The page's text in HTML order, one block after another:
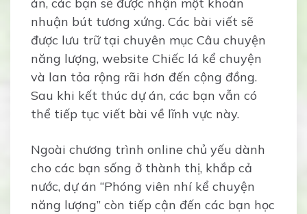
án, các bạn sẽ được nhận một khoản
nhuận bút tương xứng. Các bài viết sẽ
được lưu trữ tại chuyên mục Câu chuyện
năng lượng, website Chiếc lá kể chuyện
và lan tỏa rộng rãi hơn đến cộng đồng.
Sau khi kết thúc dự án, các bạn vẫn có
thể tiếp tục viết bài về lĩnh vực này.
Ngoài chương trình online chủ yếu dành
cho các bạn sống ở thành thị, khắp cả
nước, dự án “Phóng viên nhí kể chuyện
năng lượng” còn tiếp cận đến các bạn học